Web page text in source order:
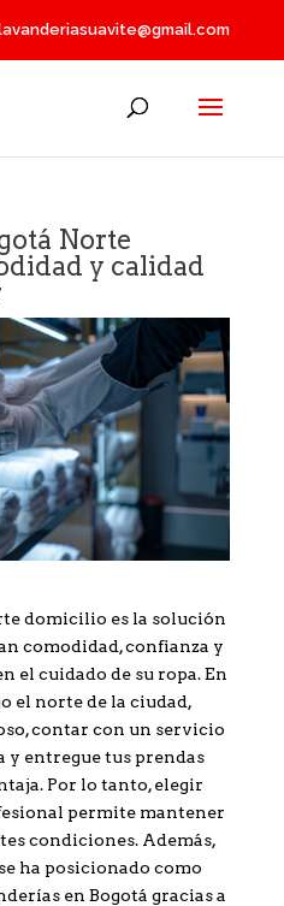
lavanderiasuavite@gmail.com
Norte
y calidad
domicilio es la solución
comodidad, confianza y
el cuidado de su ropa. En
el norte de la ciudad,
contar con un servicio
y entregue tus prendas
Por lo tanto, elegir
permite mantener
condiciones. Además,
ha posicionado como
en Bogotá gracias a